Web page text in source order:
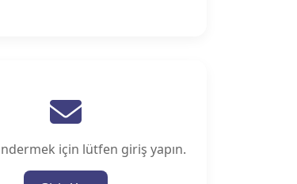
için lütfen giriş yapın.